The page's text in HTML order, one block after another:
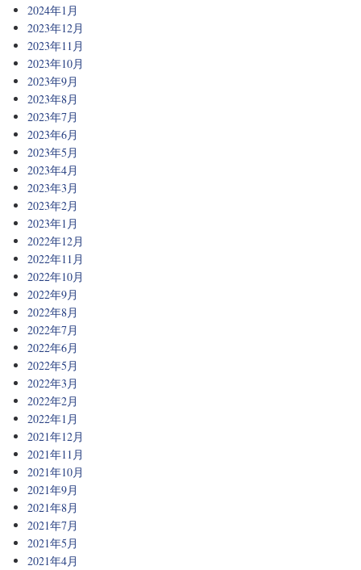
2024年1月
2023年12月
2023年11月
2023年10月
2023年9月
2023年8月
2023年7月
2023年6月
2023年5月
2023年4月
2023年3月
2023年2月
2023年1月
2022年12月
2022年11月
2022年10月
2022年9月
2022年8月
2022年7月
2022年6月
2022年5月
2022年3月
2022年2月
2022年1月
2021年12月
2021年11月
2021年10月
2021年9月
2021年8月
2021年7月
2021年5月
2021年4月